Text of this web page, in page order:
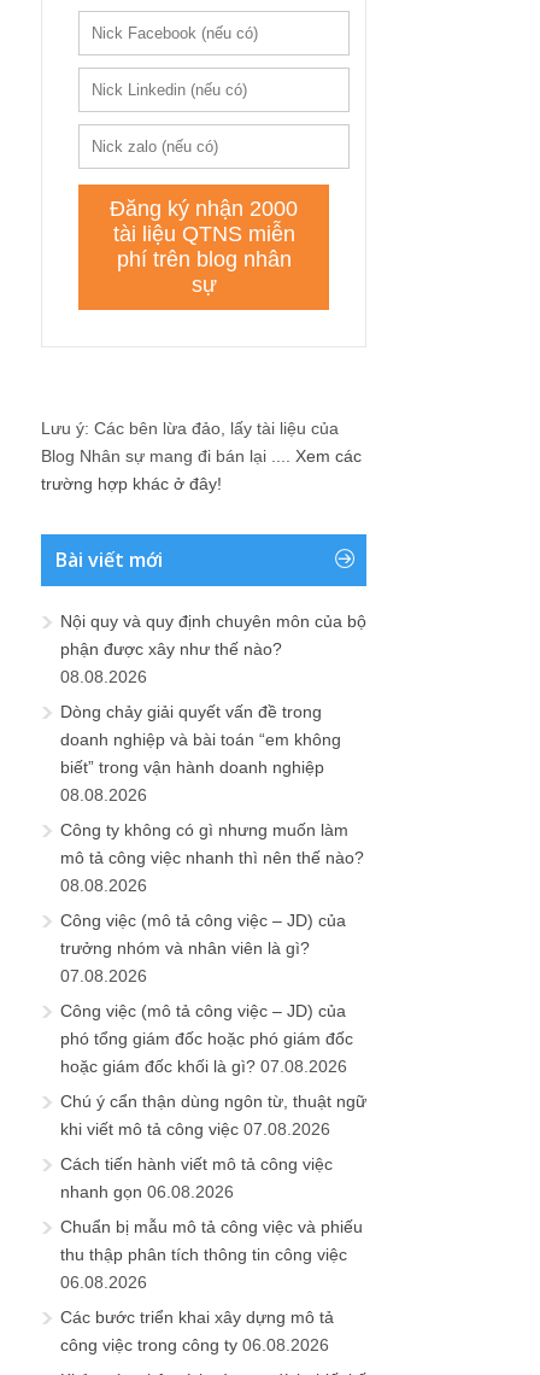
Lưu ý: Các bên lừa đảo, lấy tài liệu của
Blog Nhân sự mang đi bán lại .... Xem các
trường hợp khác ở đây!
Bài viết mới
Nội quy và quy định chuyên môn của bộ
phận được xây như thế nào?
08.08.2026
Dòng chảy giải quyết vấn đề trong
doanh nghiệp và bài toán “em không
biết” trong vận hành doanh nghiệp
08.08.2026
Công ty không có gì nhưng muốn làm
mô tả công việc nhanh thì nên thế nào?
08.08.2026
Công việc (mô tả công việc – JD) của
trưởng nhóm và nhân viên là gì?
07.08.2026
Công việc (mô tả công việc – JD) của
phó tổng giám đốc hoặc phó giám đốc
hoặc giám đốc khối là gì? 07.08.2026
Chú ý cẩn thận dùng ngôn từ, thuật ngữ
khi viết mô tả công việc 07.08.2026
Cách tiến hành viết mô tả công việc
nhanh gọn 06.08.2026
Chuẩn bị mẫu mô tả công việc và phiếu
thu thập phân tích thông tin công việc
06.08.2026
Các bước triển khai xây dựng mô tả
công việc trong công ty 06.08.2026